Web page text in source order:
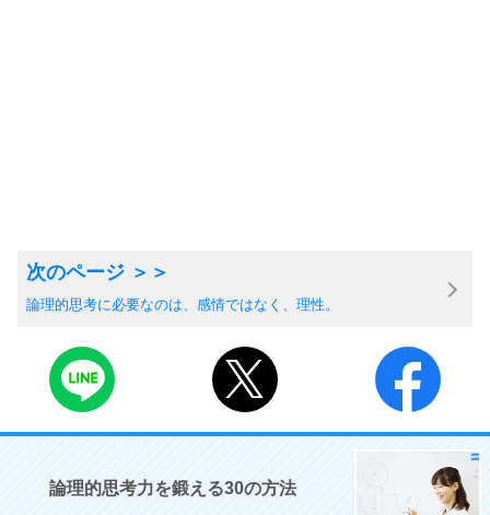
論理的思考に必要なのは、感情ではなく、理性。
論理的思考力を鍛える30の方法